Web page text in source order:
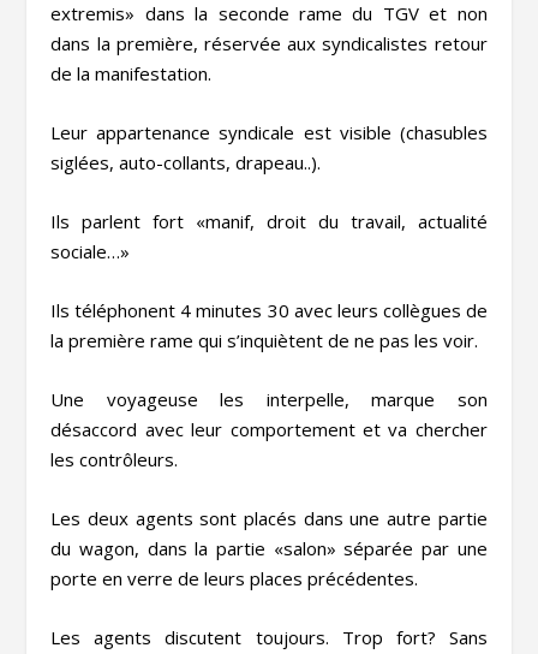
extremis» dans la seconde rame du TGV et non
dans la première, réservée aux syndicalistes retour
de la manifestation.
Leur appartenance syndicale est visible (chasubles
siglées, auto-collants, drapeau..).
Ils parlent fort «manif, droit du travail, actualité
sociale…»
Ils téléphonent 4 minutes 30 avec leurs collègues de
la première rame qui s’inquiètent de ne pas les voir.
Une voyageuse les interpelle, marque son
désaccord avec leur comportement et va chercher
les contrôleurs.
Les deux agents sont placés dans une autre partie
du wagon, dans la partie «salon» séparée par une
porte en verre de leurs places précédentes.
Les agents discutent toujours. Trop fort? Sans